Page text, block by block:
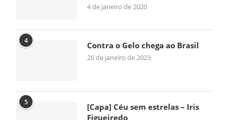
4 de janeiro de 2020
4 Contra o Gelo chega ao Brasil
26 de janeiro de 2023
5
[Capa] Céu sem estrelas – Iris
Figueiredo